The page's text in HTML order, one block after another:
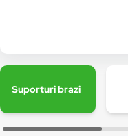
Suporturi brazi